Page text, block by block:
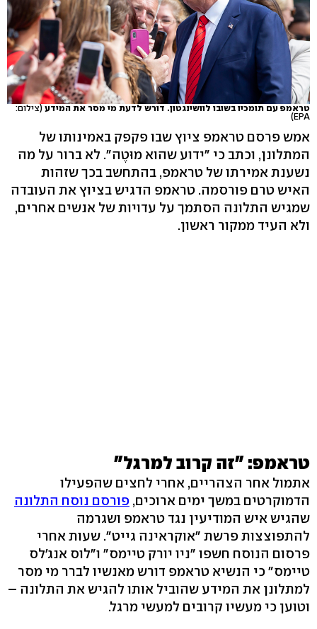
טראמפ עם תומכיו בשובו לוושינגטון. דורש לדעת מי מסר את המידע (צילום:
EPA)
אמש פרסם טראמפ ציוץ שבו פקפק באמינותו של
המתלונן, וכתב כי "ידוע שהוא מוּטֶה". לא ברור על מה
נשענת אמירתו של טראמפ, בהתחשב בכך שזהות
האיש טרם פורסמה. טראמפ הדגיש בציוץ את העובדה
שמגיש התלונה הסתמך על עדויות של אנשים אחרים,
ולא העיד ממקור ראשון.
טראמפ: "זה קרוב למרגל"
אתמול אחר הצהריים, אחרי לחצים שהפעילו
הדמוקרטים במשך ימים ארוכים, פורסם נוסח התלונה
שהגיש איש המודיעין נגד טראמפ ושגרמה
להתפוצצות פרשת "אוקראינה גייט". שעות אחרי
פרסום הנוסח חשפו "ניו יורק טיימס" ו"לוס אנג'לס
טיימס" כי הנשיא טראמפ דורש מאנשיו לברר מי מסר
למתלונן את המידע שהוביל אותו להגיש את התלונה –
וטוען כי מעשיו קרובים למעשי מרגל.